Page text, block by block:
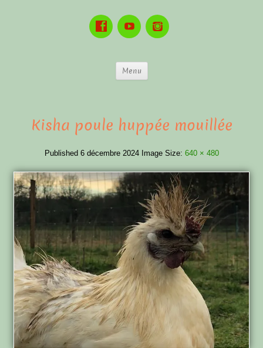
Menu
Kisha poule huppée mouillée
Published 6 décembre 2024 Image Size: 640 × 480